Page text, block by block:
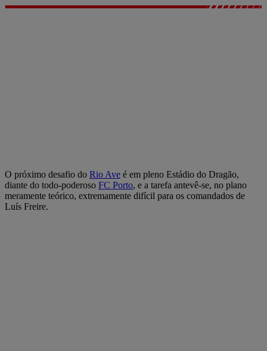
O próximo desafio do Rio Ave é em pleno Estádio do Dragão,
diante do todo-poderoso FC Porto, e a tarefa antevê-se, no plano
meramente teórico, extremamente difícil para os comandados de
Luís Freire.